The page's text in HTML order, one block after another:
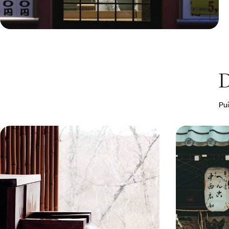
De Tokyo à Kyoto en train - Japon
urbain et pause onsen
Poser un premier pied au Japon et, de buildings
en temples, sentir battre le cœur du pays
11 jours, de 6100 à 8500 $ CA
De Tokyo
Un voyage
Plonger corps
magnétique ;
13 jours, de 6200